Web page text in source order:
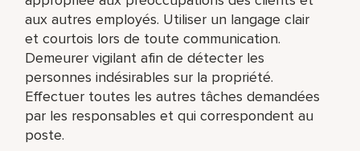
aux autres employés. Utiliser un langage clair
et courtois lors de toute communication.
Demeurer vigilant afin de détecter les
personnes indésirables sur la propriété.
Effectuer toutes les autres tâches demandées
par les responsables et qui correspondent au
poste.